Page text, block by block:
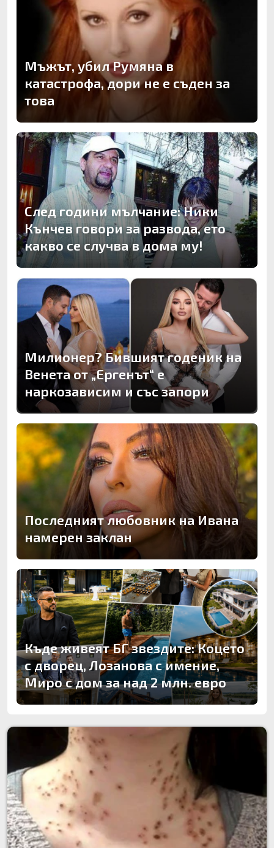
Мъжът, убил Румяна в
катастрофа, дори не е съден за
това
След години мълчание: Ники
Кънчев говори за развода, ето
какво се случва в дома му!
Милионер? Бившият годеник на
Венета от „Ергенът“ е
наркозависим и със запори
Последният любовник на Ивана
намерен заклан
Къде живеят БГ звездите: Коцето
с дворец, Лозанова с имение,
Миро с дом за над 2 млн. евро